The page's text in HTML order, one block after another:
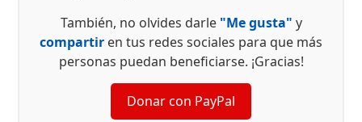
También, no olvides darle "Me gusta" y
compartir en tus redes sociales para que más
personas puedan beneficiarse. ¡Gracias!
Donar con PayPal